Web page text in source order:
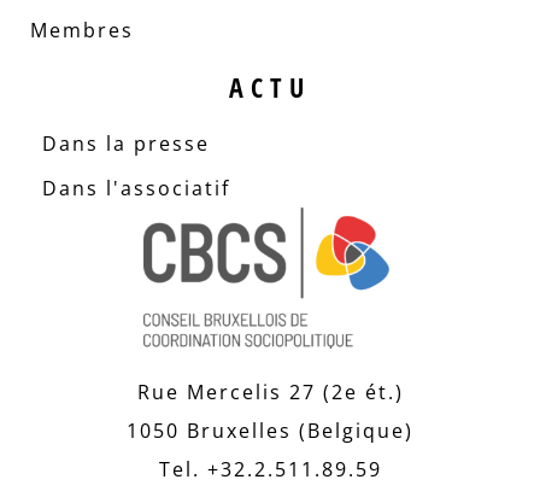
Membres
ACTU
Dans la presse
Dans l'associatif
Rue Mercelis 27 (2e ét.)
1050 Bruxelles (Belgique)
Tel. +32.2.511.89.59